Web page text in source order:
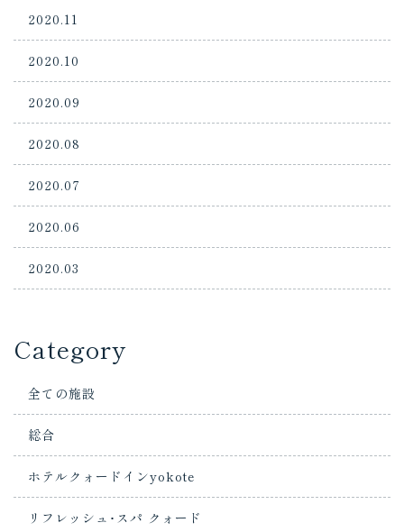
2020.11
2020.10
2020.09
2020.08
2020.07
2020.06
2020.03
Category
全ての施設
総合
ホテルクォードインyokote
リフレッシュ･スパ クォード